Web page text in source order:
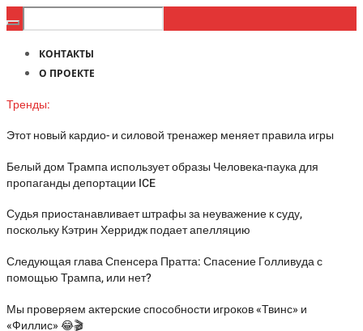
КОНТАКТЫ
О ПРОЕКТЕ
Тренды:
Этот новый кардио- и силовой тренажер меняет правила игры
Белый дом Трампа использует образы Человека-паука для
пропаганды депортации ICE
Судья приостанавливает штрафы за неуважение к суду,
поскольку Кэтрин Херридж подает апелляцию
Следующая глава Спенсера Пратта: Спасение Голливуда с
помощью Трампа, или нет?
Мы проверяем актерские способности игроков «Твинс» и
«Филлис» 😂🎬